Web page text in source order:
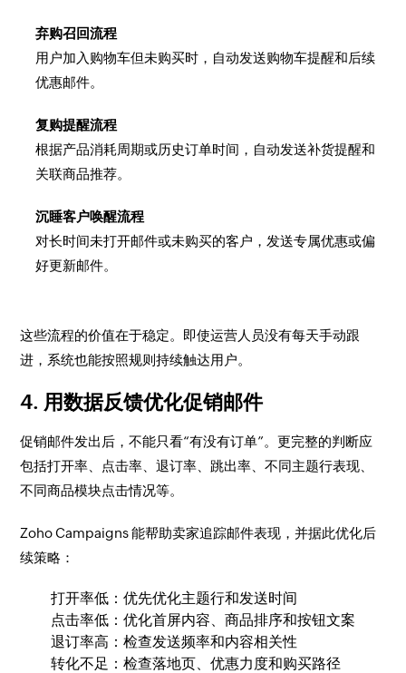
弃购召回流程
用户加入购物车但未购买时，自动发送购物车提醒和后续
优惠邮件。
复购提醒流程
根据产品消耗周期或历史订单时间，自动发送补货提醒和
关联商品推荐。
沉睡客户唤醒流程
对长时间未打开邮件或未购买的客户，发送专属优惠或偏
好更新邮件。
这些流程的价值在于稳定。即使运营人员没有每天手动跟
进，系统也能按照规则持续触达用户。
4. 用数据反馈优化促销邮件
促销邮件发出后，不能只看“有没有订单”。更完整的判断应
包括打开率、点击率、退订率、跳出率、不同主题行表现、
不同商品模块点击情况等。
Zoho Campaigns 能帮助卖家追踪邮件表现，并据此优化后
续策略：
打开率低：优先优化主题行和发送时间
点击率低：优化首屏内容、商品排序和按钮文案
退订率高：检查发送频率和内容相关性
转化不足：检查落地页、优惠力度和购买路径